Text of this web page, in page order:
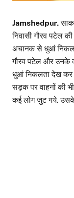
Jamshedpur.
निवासी गौरव पटेल
अचानक से धुआं
गौरव पटेल और उनके
धुआं निकलता देख कर
सड़क पर वाहनों की
कई लोग जुट गये. उसके